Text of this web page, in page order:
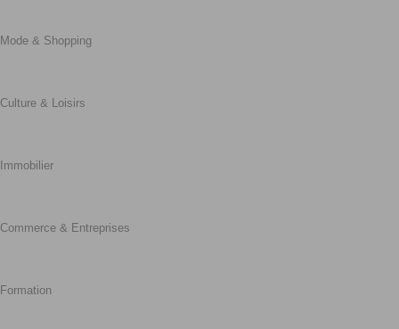
Mode & Shopping
Culture & Loisirs
Immobilier
Commerce & Entreprises
Formation